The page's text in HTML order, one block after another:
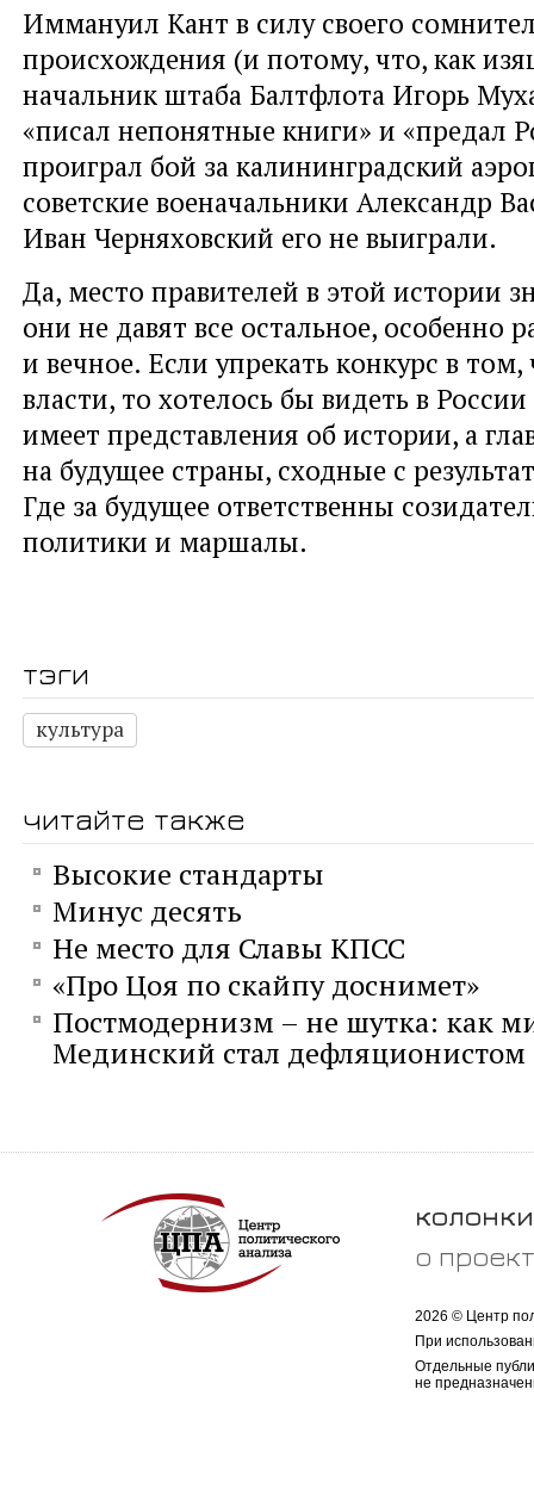
Иммануил Кант в силу своего
происхождения (и потому, что, как
начальник штаба Балтфлота Игорь
«писал непонятные книги» и «предал
проиграл бой за калининградский
советские военачальники Александр
Иван Черняховский его не выиграли.
Да, место правителей в этой истории
они не давят все остальное, особенно
и вечное. Если упрекать конкурс в том,
власти, то хотелось бы видеть в России
имеет представления об истории, а
на будущее страны, сходные с
Где за будущее ответственны
политики и маршалы.
тэги
культура
читайте также
Высокие стандарты
Минус десять
Не место для Славы КПСС
«Про Цоя по скайпу доснимет»
Постмодернизм – не шутка: как
Мединский стал дефляционистом
колонки
о
2026 © Центр
При
Отдельные
не